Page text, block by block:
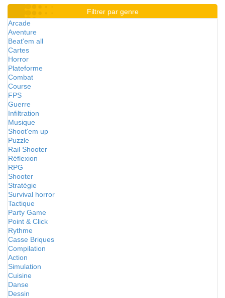
Filtrer par genre
Arcade
Aventure
Beat'em all
Cartes
Horror
Plateforme
Combat
Course
FPS
Guerre
Infiltration
Musique
Shoot'em up
Puzzle
Rail Shooter
Réflexion
RPG
Shooter
Stratégie
Survival horror
Tactique
Party Game
Point & Click
Rythme
Casse Briques
Compilation
Action
Simulation
Cuisine
Danse
Dessin